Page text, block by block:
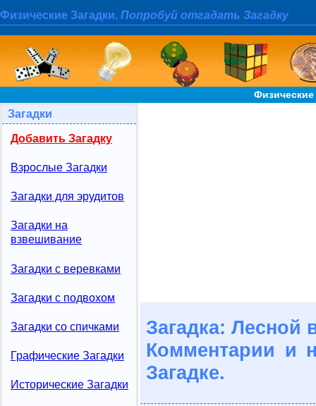
Физические Загадки. Попробуй отгадать Загадку
Загадки
Добавить Загадку
Взрослые Загадки
Загадки для эрудитов
Загадки на
взвешивание
Загадки с веревками
Загадки с подвохом
Загадки со спичками
Графические Загадки
Исторические Загадки
Загадка: Лесной
Комментарии и
Загадке.